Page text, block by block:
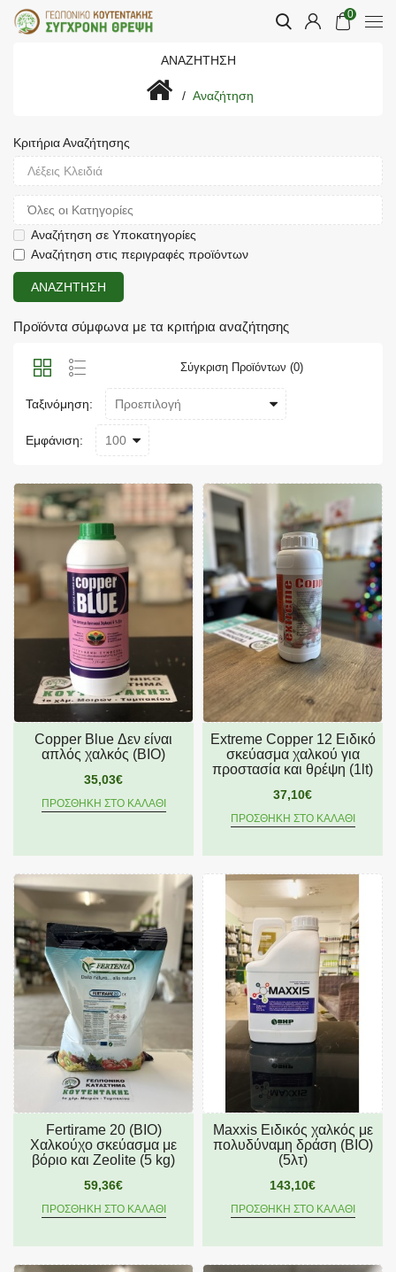
0
ΑΝΑΖΉΤΗΣΗ
Αναζήτηση
Κριτήρια Αναζήτησης
Αναζήτηση σε Υποκατηγορίες
Αναζήτηση στις περιγραφές προϊόντων
Προϊόντα σύμφωνα με τα κριτήρια αναζήτησης
Σύγκριση Προϊόντων (0)
Ταξινόμηση:
Εμφάνιση:
Copper Blue Δεν είναι
απλός χαλκός (BIO)
35,03€
ΠΡΟΣΘΉΚΗ ΣΤΟ ΚΑΛΆΘΙ
Extreme Copper 12 Ειδικό
σκεύασμα χαλκού για
προστασία και θρέψη (1lt)
37,10€
ΠΡΟΣΘΉΚΗ ΣΤΟ ΚΑΛΆΘΙ
Fertirame 20 (ΒΙΟ)
Χαλκούχο σκεύασμα με
βόριο και Zeolite (5 kg)
59,36€
ΠΡΟΣΘΉΚΗ ΣΤΟ ΚΑΛΆΘΙ
Maxxis Ειδικός χαλκός με
πολυδύναμη δράση (BIO)
(5λτ)
143,10€
ΠΡΟΣΘΉΚΗ ΣΤΟ ΚΑΛΆΘΙ